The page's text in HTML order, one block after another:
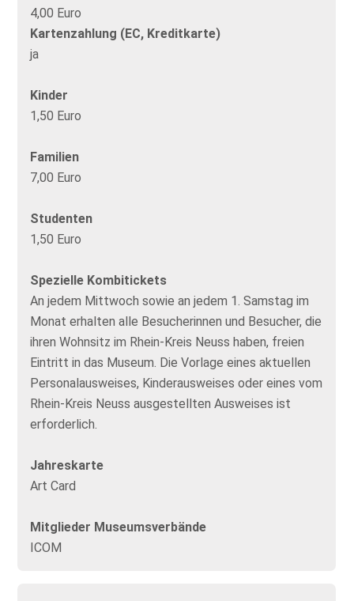
4,00 Euro
Kartenzahlung (EC, Kreditkarte)
ja
Kinder
1,50 Euro
Familien
7,00 Euro
Studenten
1,50 Euro
Spezielle Kombitickets
An jedem Mittwoch sowie an jedem 1. Samstag im
Monat erhalten alle Besucherinnen und Besucher, die
ihren Wohnsitz im Rhein-Kreis Neuss haben, freien
Eintritt in das Museum. Die Vorlage eines aktuellen
Personalausweises, Kinderausweises oder eines vom
Rhein-Kreis Neuss ausgestellten Ausweises ist
erforderlich.
Jahreskarte
Art Card
Mitglieder Museumsverbände
ICOM